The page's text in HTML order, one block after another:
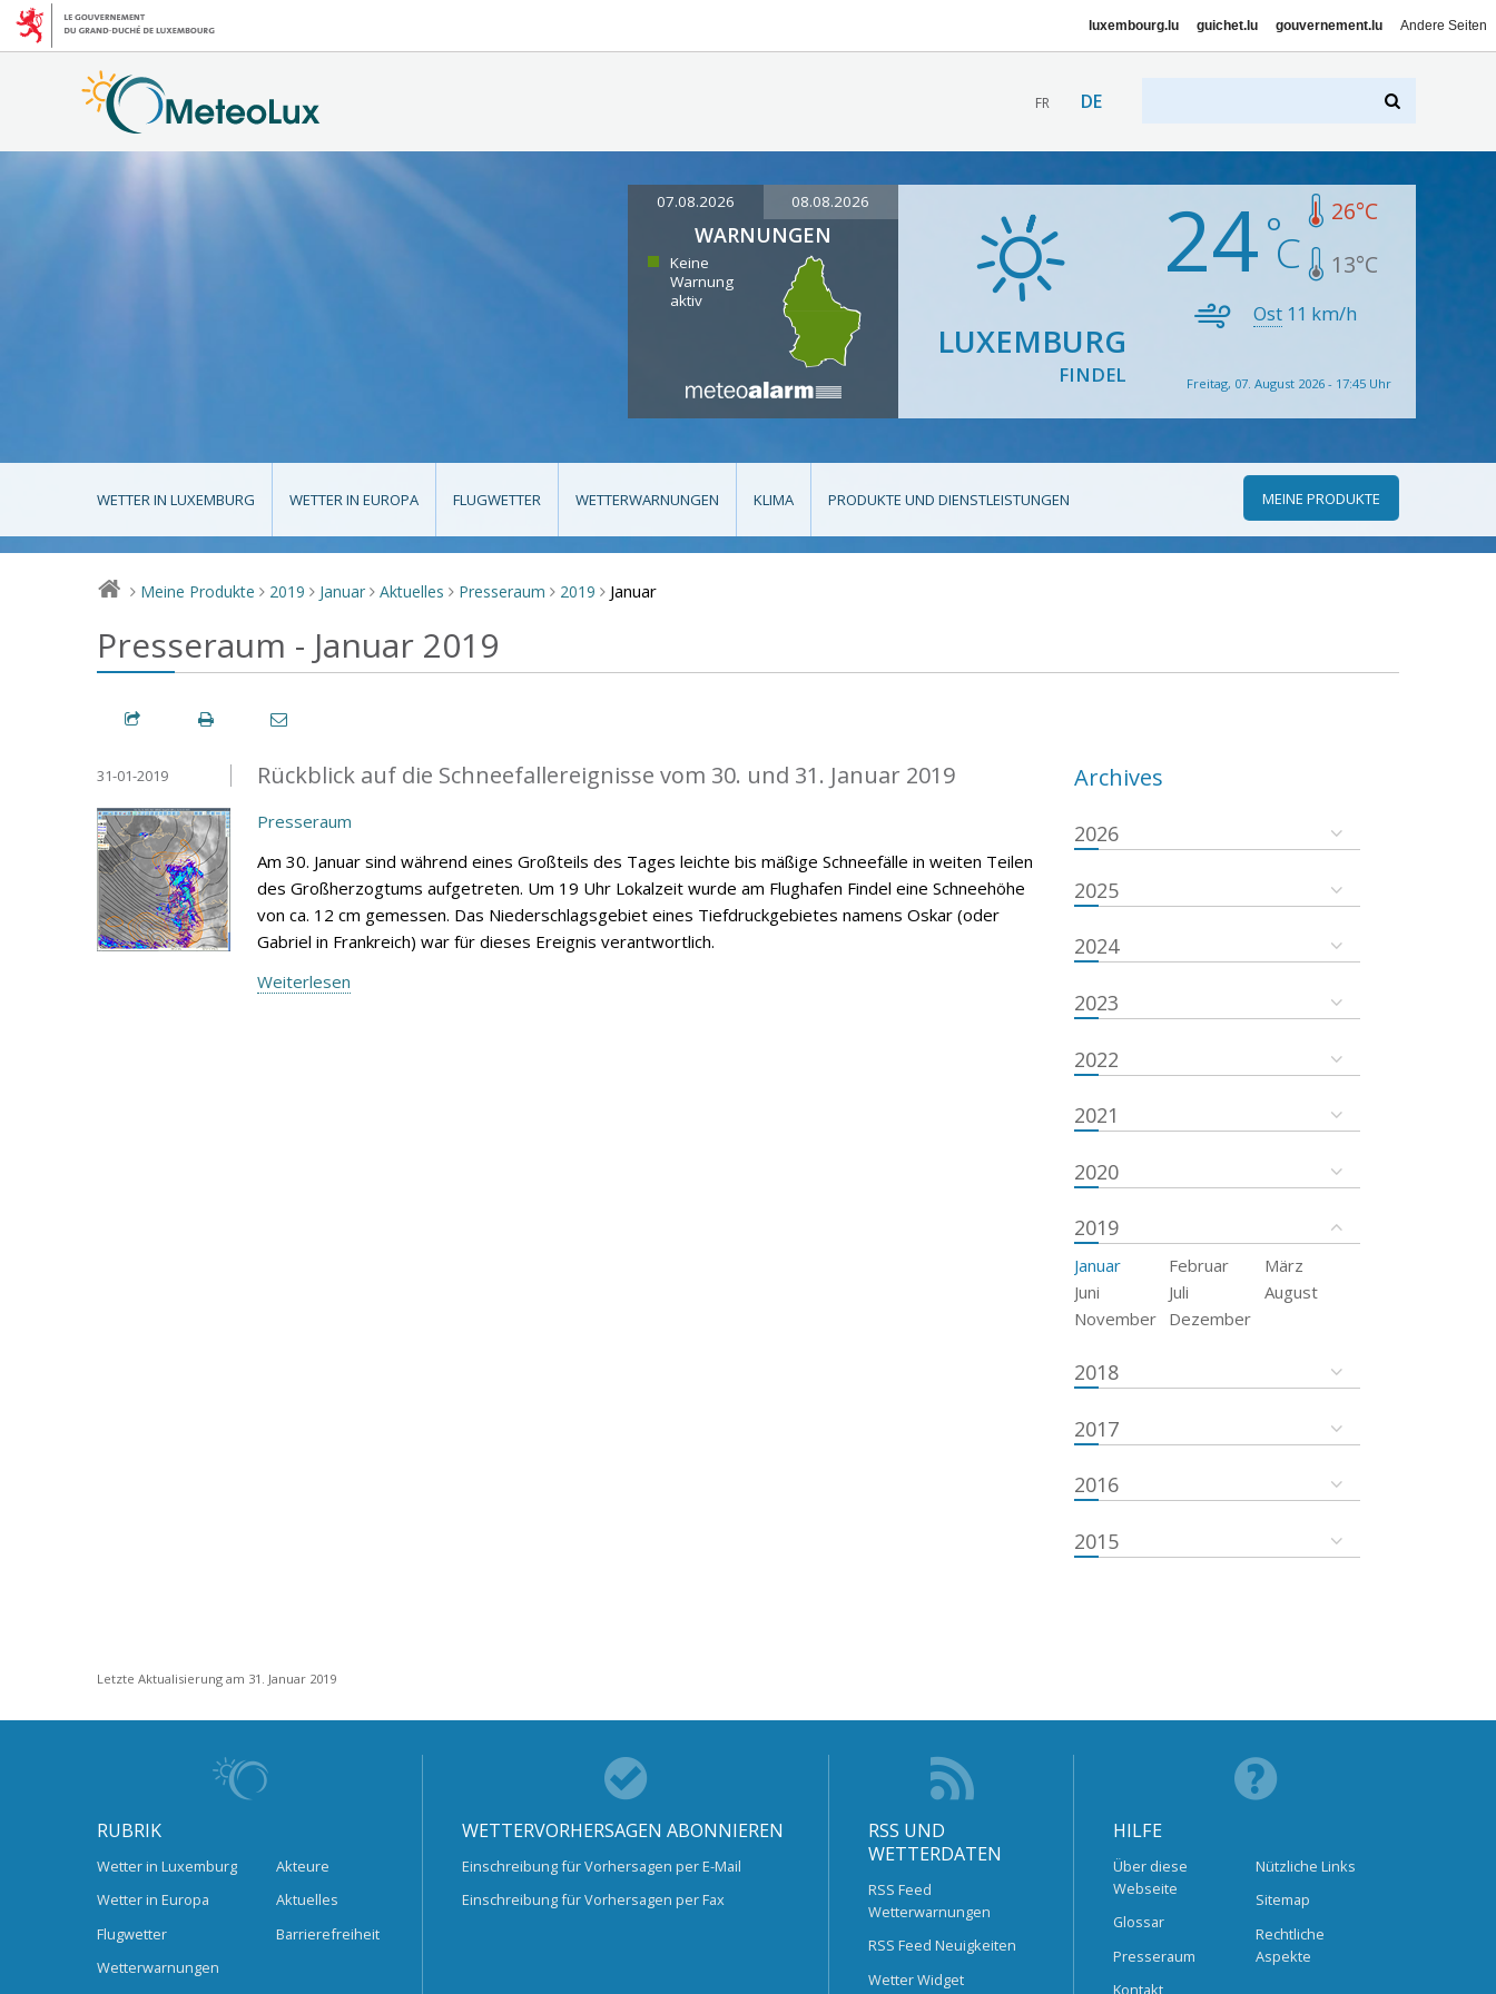
luxembourg.lu guichet.lu gouvernement.lu Andere Seiten
FR DE
07.08.2026 08.08.2026
WARNUNGEN
Keine
Warnung
aktiv
LUXEMBURG
FINDEL
24 26°C
13°C
Ost 11 km/h
Freitag, 07. August 2026 - 17:45 Uhr
WETTER IN LUXEMBURG WETTER IN EUROPA FLUGWETTER WETTERWARNUNGEN KLIMA PRODUKTE UND DIENSTLEISTUNGEN MEINE PRODUKTE
> Meine Produkte > 2019 > Januar > Aktuelles > Presseraum > 2019 > Januar
Presseraum - Januar 2019
Rückblick auf die Schneefallereignisse vom 30. und 31. Januar 2019
31-01-2019
Presseraum
Am 30. Januar sind während eines Großteils des Tages leichte bis mäßige Schneefälle in weiten Teilen
des Großherzogtums aufgetreten. Um 19 Uhr Lokalzeit wurde am Flughafen Findel eine Schneehöhe
von ca. 12 cm gemessen. Das Niederschlagsgebiet eines Tiefdruckgebietes namens Oskar (oder
Gabriel in Frankreich) war für dieses Ereignis verantwortlich.
Weiterlesen
Archives
2026
2025
2024
2023
2022
2021
2020
2019
Januar Februar
März
Juni
Juli
August
November
Dezember
2018
2017
2016
2015
Letzte Aktualisierung am 31. Januar 2019
RUBRIK
Wetter in Luxemburg
Wetter in Europa
Flugwetter
Wetterwarnungen
Akteure
Aktuelles
Barrierefreiheit
WETTERVORHERSAGEN ABONNIEREN
Einschreibung für Vorhersagen per E-Mail
Einschreibung für Vorhersagen per Fax
RSS UND
WETTERDATEN
RSS Feed
Wetterwarnungen
RSS Feed Neuigkeiten
Wetter Widget
HILFE
Über diese
Webseite
Glossar
Presseraum
Kontakt
Nützliche Links
Sitemap
Rechtliche
Aspekte